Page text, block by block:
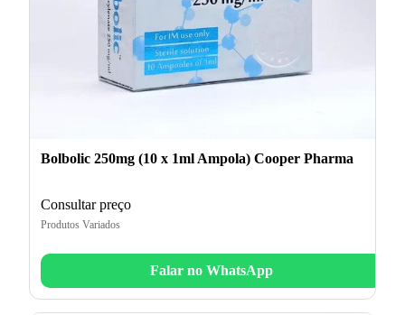
Bolbolic 250mg (10 x 1ml Ampola) Cooper Pharma
Consultar preço
Produtos Variados
Falar no WhatsApp